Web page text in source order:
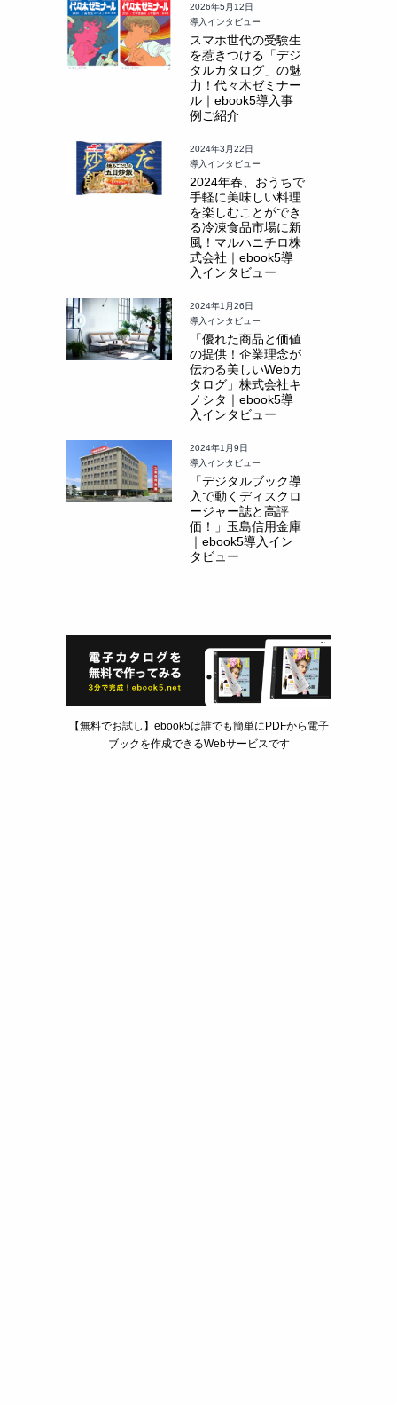
2026年5月12日
導入インタビュー
スマホ世代の受験生
を惹きつける「デジ
タルカタログ」の魅
力！代々木ゼミナー
ル｜ebook5導入事
例ご紹介
2024年3月22日
導入インタビュー
2024年春、おうちで
手軽に美味しい料理
を楽しむことができ
る冷凍食品市場に新
風！マルハニチロ株
式会社｜ebook5導
入インタビュー
2024年1月26日
導入インタビュー
「優れた商品と価値
の提供！企業理念が
伝わる美しいWebカ
タログ」株式会社キ
ノシタ｜ebook5導
入インタビュー
2024年1月9日
導入インタビュー
「デジタルブック導
入で動くディスクロ
ージャー誌と高評
価！」玉島信用金庫
｜ebook5導入イン
タビュー
【無料でお試し】ebook5は誰でも簡単にPDFから電子
ブックを作成できるWebサービスです